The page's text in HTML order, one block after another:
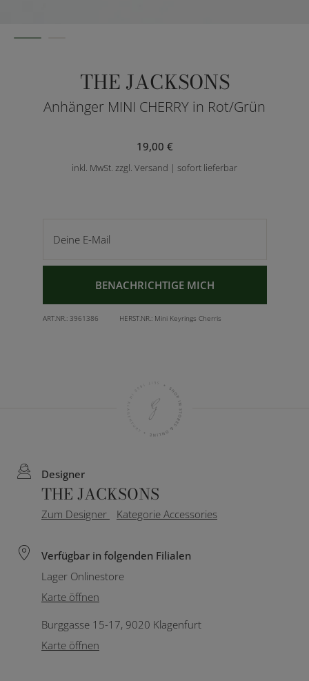
THE JACKSONS
Anhänger MINI CHERRY in Rot/Grün
19,00 €
inkl. MwSt. zzgl. Versand | sofort lieferbar
BENACHRICHTIGE MICH
ART.NR.: 3961386 HERST.NR.: Mini Keyrings Cherris
Designer
THE JACKSONS
Zum Designer Kategorie Accessories
Verfügbar in folgenden Filialen
Lager Onlinestore
Karte öffnen
Burggasse 15-17, 9020 Klagenfurt
Karte öffnen